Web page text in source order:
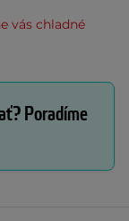
vás chladné
Poradíme